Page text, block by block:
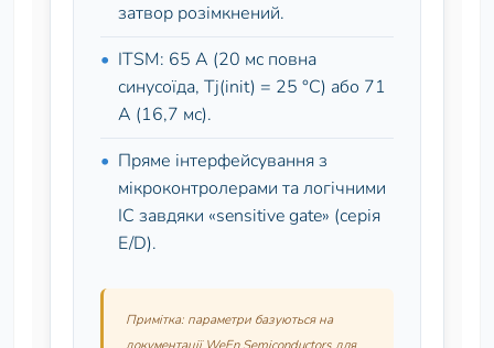
затвор розімкнений.
ITSM: 65 А (20 мс повна
синусоїда, Tj(init) = 25 °C) або 71
А (16,7 мс).
Пряме інтерфейсування з
мікроконтролерами та логічними
ІС завдяки «sensitive gate» (серія
E/D).
Примітка: параметри базуються на